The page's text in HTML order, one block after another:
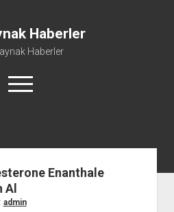
Haberler
Haberler
menüyü
aç
Takipçi Yükleme
Liste
Enanthale
Al
admin